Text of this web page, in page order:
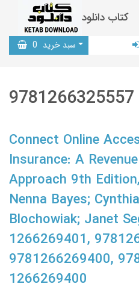
کتاب دانلود
سبد خرید 0
9781266325557
Connect Online
Insurance: A
Approach 9th
Nenna Bayes;
Blochowiak; Janet
1266269401,
9781266269400,
1266269400